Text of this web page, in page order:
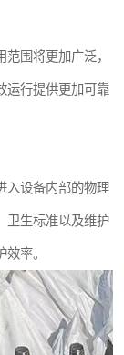
围将更加广泛，
运行提供更加可靠
入设备内部的物理
卫生标准以及维护
率。